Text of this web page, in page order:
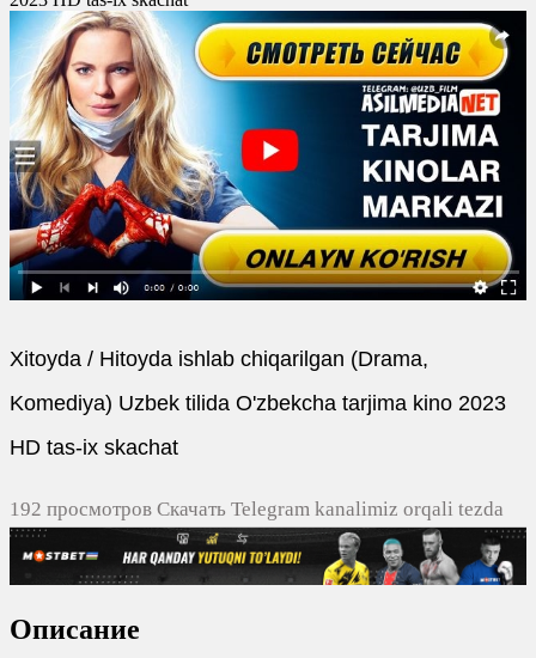
Xitoyda / Hitoyda ishlab chiqarilgan (Drama,
Komediya) Uzbek tilida O'zbekcha tarjima kino 2023
HD tas-ix skachat
192 просмотров Скачать Telegram kanalimiz orqali tezda
yuklash
0
Описание